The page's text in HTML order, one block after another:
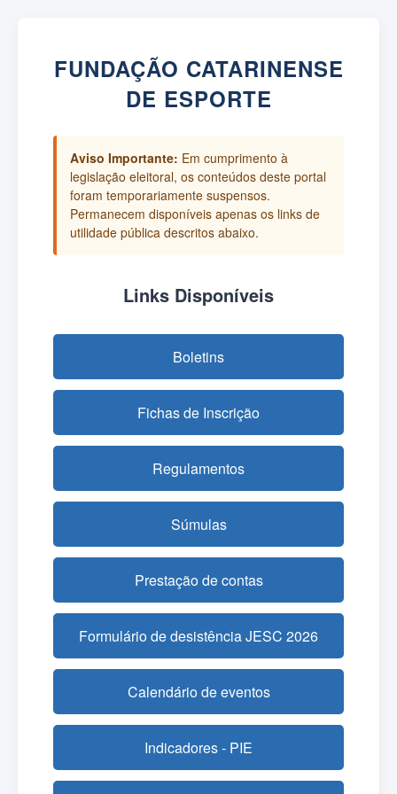
FUNDAÇÃO CATARINENSE
DE ESPORTE
Aviso Importante: Em cumprimento à
legislação eleitoral, os conteúdos deste portal
foram temporariamente suspensos.
Permanecem disponíveis apenas os links de
utilidade pública descritos abaixo.
Links Disponíveis
Boletins
Fichas de Inscrição
Regulamentos
Súmulas
Prestação de contas
Formulário de desistência JESC 2026
Calendário de eventos
Indicadores - PIE